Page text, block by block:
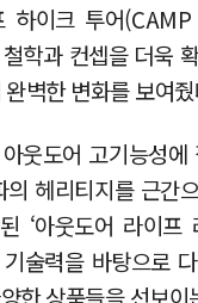
하이크 투어
학과 컨셉을 더욱
벽한 변화를 보여
웃도어 고기능성에
의 헤리티지를 근간
‘아웃도어 라이프
술력을 바탕으로
한 상품들을 선보이